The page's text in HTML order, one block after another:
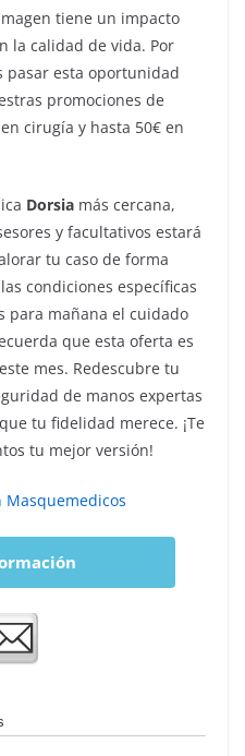
tiene un impacto
la calidad de vida. Por
pasar esta oportunidad
promociones de
cirugía y hasta 50€ en
Dorsia más cercana,
y facultativos estará
tu caso de forma
condiciones específicas
para mañana el cuidado
que esta oferta es
mes. Redescubre tu
de manos expertas
tu fidelidad merece. ¡Te
tu mejor versión!
Masquemedicos